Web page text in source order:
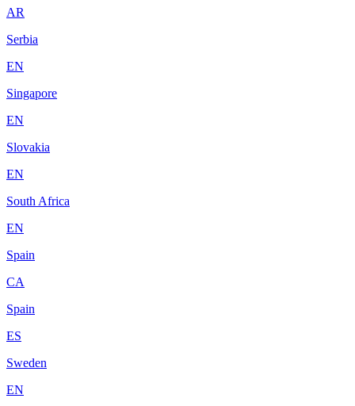
AR
Serbia
EN
Singapore
EN
Slovakia
EN
South Africa
EN
Spain
CA
Spain
ES
Sweden
EN